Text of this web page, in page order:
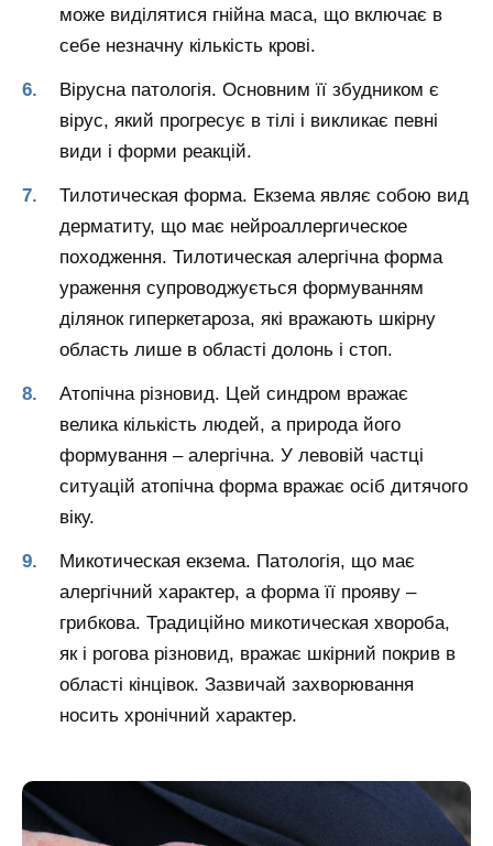
може виділятися гнійна маса, що включає в
себе незначну кількість крові.
Вірусна патологія. Основним її збудником є
вірус, який прогресує в тілі і викликає певні
види і форми реакцій.
Тилотическая форма. Екзема являє собою вид
дерматиту, що має нейроаллергическое
походження. Тилотическая алергічна форма
ураження супроводжується формуванням
ділянок гиперкетароза, які вражають шкірну
область лише в області долонь і стоп.
Атопічна різновид. Цей синдром вражає
велика кількість людей, а природа його
формування – алергічна. У левовій частці
ситуацій атопічна форма вражає осіб дитячого
віку.
Микотическая екзема. Патологія, що має
алергічний характер, а форма її прояву –
грибкова. Традиційно микотическая хвороба,
як і рогова різновид, вражає шкірний покрив в
області кінцівок. Зазвичай захворювання
носить хронічний характер.